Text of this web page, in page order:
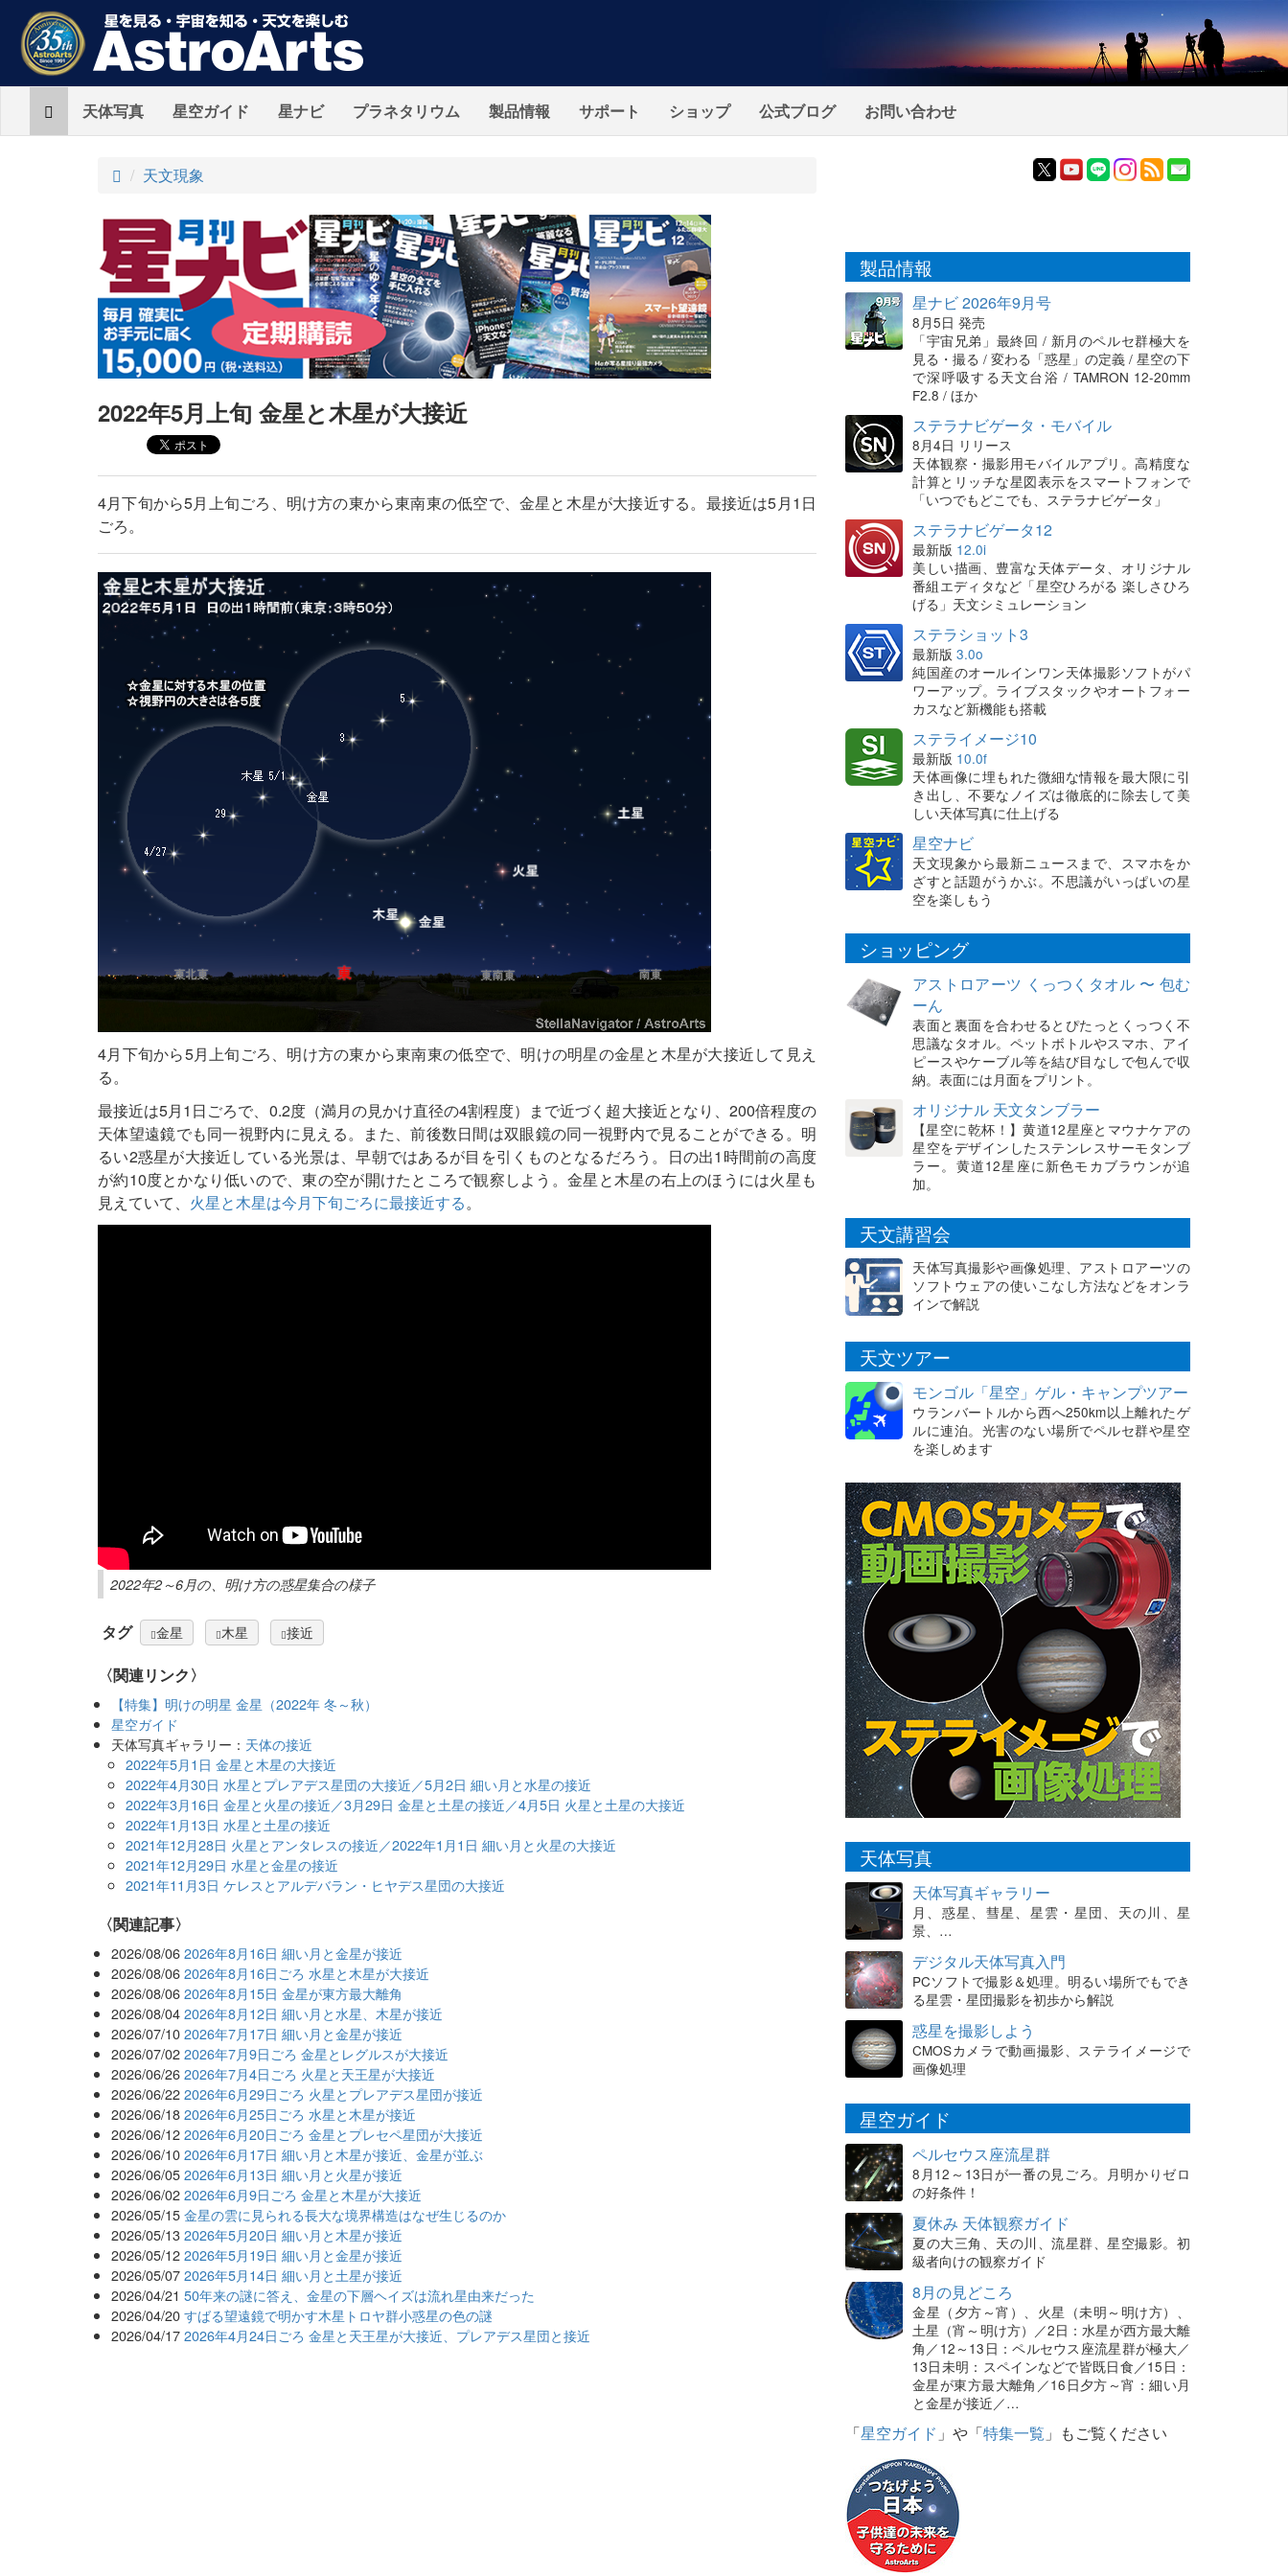
Home天体写真 星空ガイド 星ナビ プラネタリウム 製品情報 サポート ショップ 公式ブログ お問い合わせ
ト
プ
天文現象
2022年5月上旬 金星と木星が大接近
4月下旬から5月上旬ごろ、明け方の東から東南東の低空で、金星と木星が大接近する。最接近は5月1日
ごろ。
4月下旬から5月上旬ごろ、明け方の東から東南東の低空で、明けの明星の金星と木星が大接近して見え
る。
最接近は5月1日ごろで、0.2度（満月の見かけ直径の4割程度）まで近づく超大接近となり、200倍程度の
天体望遠鏡でも同一視野内に見える。また、前後数日間は双眼鏡の同一視野内で見ることができる。明
るい2惑星が大接近している光景は、早朝ではあるが目を引くものとなるだろう。日の出1時間前の高度
が約10度とかなり低いので、東の空が開けたところで観察しよう。金星と木星の右上のほうには火星も
見えていて、 火星と木星は今月下旬ごろに最接近する。
2022年2～6月の、明け方の惑星集合の様子
タグ 金星 木星 接近
〈関連リンク〉
【特集】明けの明星 金星（2022年 冬～秋）
星空ガイド
天体写真ギャラリー： 天体の接近
2022年5月1日 金星と木星の大接近
2022年4月30日 水星とプレアデス星団の大接近／5月2日 細い月と水星の接近
2022年3月16日 金星と火星の接近／3月29日 金星と土星の接近／4月5日 火星と土星の大接近
2022年1月13日 水星と土星の接近
2021年12月28日 火星とアンタレスの接近／2022年1月1日 細い月と火星の大接近
2021年12月29日 水星と金星の接近
2021年11月3日 ケレスとアルデバラン・ヒヤデス星団の大接近
関連記事
2026/08/06 2026年8月16日 細い月と金星が接近
2026/08/06 2026年8月16日ごろ 水星と木星が大接近
2026/08/06 2026年8月15日 金星が東方最大離角
2026/08/04 2026年8月12日 細い月と水星、木星が接近
2026/07/10 2026年7月17日 細い月と金星が接近
2026/07/02 2026年7月9日ごろ 金星とレグルスが大接近
2026/06/26 2026年7月4日ごろ 火星と天王星が大接近
2026/06/22 2026年6月29日ごろ 火星とプレアデス星団が接近
2026/06/18 2026年6月25日ごろ 水星と木星が接近
2026/06/12 2026年6月20日ごろ 金星とプレセペ星団が大接近
2026/06/10 2026年6月17日 細い月と木星が接近、金星が並ぶ
2026/06/05 2026年6月13日 細い月と火星が接近
2026/06/02 2026年6月9日ごろ 金星と木星が大接近
2026/05/15 金星の雲に見られる長大な境界構造はなぜ生じるのか
2026/05/13 2026年5月20日 細い月と木星が接近
2026/05/12 2026年5月19日 細い月と金星が接近
2026/05/07 2026年5月14日 細い月と土星が接近
2026/04/21 50年来の謎に答え、金星の下層ヘイズは流れ星由来だった
2026/04/20 すばる望遠鏡で明かす木星トロヤ群小惑星の色の謎
2026/04/17 2026年4月24日ごろ 金星と天王星が大接近、プレアデス星団と接近
製品情報
星ナビ 2026年9月号
8月5日 発売
「宇宙兄弟」最終回 / 新月のペルセ群極大を
見る・撮る / 変わる「惑星」の定義 / 星空の下
で深呼吸する天文台浴 / TAMRON 12-20mm
F2.8 / ほか
ステラナビゲータ・モバイル
8月4日 リリース
天体観察・撮影用モバイルアプリ。高精度な
計算とリッチな星図表示をスマートフォンで
「いつでもどこでも、ステラナビゲータ」
ステラナビゲータ12
最新版 12.0i
美しい描画、豊富な天体データ、オリジナル
番組エディタなど「星空ひろがる 楽しさひろ
げる」天文シミュレーション
ステラショット3
最新版 3.0o
純国産のオールインワン天体撮影ソフトがパ
ワーアップ。ライブスタックやオートフォー
カスなど新機能も搭載
ステライメージ10
最新版 10.0f
天体画像に埋もれた微細な情報を最大限に引
き出し、不要なノイズは徹底的に除去して美
しい天体写真に仕上げる
星空ナビ
天文現象から最新ニュースまで、スマホをか
ざすと話題がうかぶ。不思議がいっぱいの星
空を楽しもう
ショッピング
アストロアーツ くっつくタオル 〜 包む
ーん
表面と裏面を合わせるとぴたっとくっつく不
思議なタオル。ペットボトルやスマホ、アイ
ピースやケーブル等を結び目なしで包んで収
納。表面には月面をプリント。
オリジナル 天文タンブラー
【星空に乾杯！】黄道12星座とマウナケアの
星空をデザインしたステンレスサーモタンブ
ラー。黄道12星座に新色モカブラウンが追
加。
天文講習会
天体写真撮影や画像処理、アストロアーツの
ソフトウェアの使いこなし方法などをオンラ
インで解説
天文ツアー
モンゴル「星空」ゲル・キャンプツアー
ウランバートルから西へ250km以上離れたゲ
ルに連泊。光害のない場所でペルセ群や星空
を楽しめます
天体写真
天体写真ギャラリー
月、惑星、彗星、星雲・星団、天の川、星
景、…
デジタル天体写真入門
PCソフトで撮影＆処理。明るい場所でもでき
る星雲・星団撮影を初歩から解説
惑星を撮影しよう
CMOSカメラで動画撮影、ステライメージで
画像処理
星空ガイド
ペルセウス座流星群
8月12～13日が一番の見ごろ。月明かりゼロ
の好条件！
夏休み 天体観察ガイド
夏の大三角、天の川、流星群、星空撮影。初
級者向けの観察ガイド
8月の見どころ
金星（夕方～宵）、火星（未明～明け方）、
土星（宵～明け方）／2日：水星が西方最大離
角／12～13日：ペルセウス座流星群が極大／
13日未明：スペインなどで皆既日食／15日：
金星が東方最大離角／16日夕方～宵：細い月
と金星が接近／…
「星空ガイド 」や「特集一覧 」もご覧ください